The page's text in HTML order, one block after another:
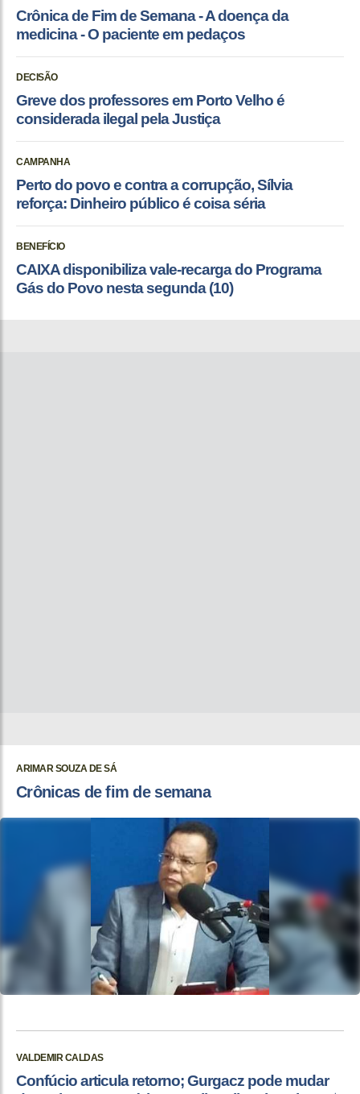
Crônica de Fim de Semana - A doença da
medicina - O paciente em pedaços
DECISÃO
Greve dos professores em Porto Velho é
considerada ilegal pela Justiça
CAMPANHA
Perto do povo e contra a corrupção, Sílvia
reforça: Dinheiro público é coisa séria
BENEFÍCIO
CAIXA disponibiliza vale-recarga do Programa
Gás do Povo nesta segunda (10)
ARIMAR SOUZA DE SÁ
Crônicas de fim de semana
VALDEMIR CALDAS
Confúcio articula retorno; Gurgacz pode mudar